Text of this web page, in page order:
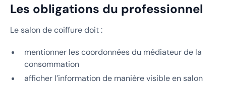
Les obligations du professionnel
Le salon de coiffure doit :
mentionner les coordonnées du médiateur de la
consommation
afficher l’information de manière visible en salon